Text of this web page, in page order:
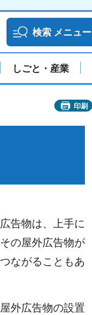
検索 メニュー
しごと・産業
印刷
告物は、上手に
の屋外広告物が
ながることもあ
外広告物の設置